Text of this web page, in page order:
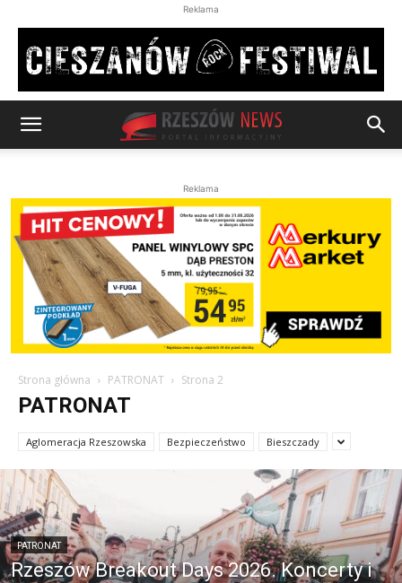
Reklama
Reklama
Strona główna PATRONAT Strona 2
PATRONAT
Aglomeracja Rzeszowska Bezpieczeństwo Bieszczady
PATRONAT
Rzeszów Breakout Days 2026. Koncerty i